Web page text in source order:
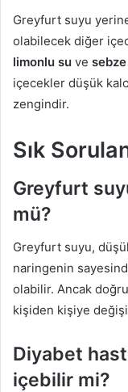
Greyfurt suyu
olabilecek diğer
limonlu su ve sebze
içecekler düşük
zengindir.
Sık
Greyfurt
mü?
Greyfurt suyu,
naringenin
olabilir. Ancak
kişiden kişiye
Diyabet
içebilir mi?